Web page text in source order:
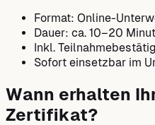
Format: Online-
Dauer: ca. 10–20
Inkl.
Sofort einsetzbar im
Wann erhalten
Zertifikat?